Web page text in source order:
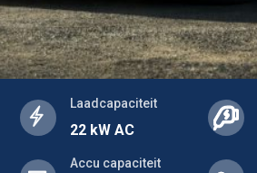
Laadcapaciteit
22 kW AC
Accu capaciteit